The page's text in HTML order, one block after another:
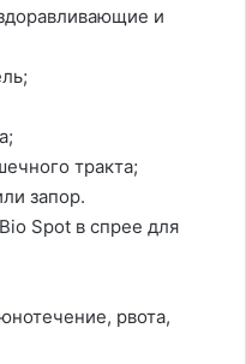
и
тракта;
запор.
Spot в спрее для
рвота,